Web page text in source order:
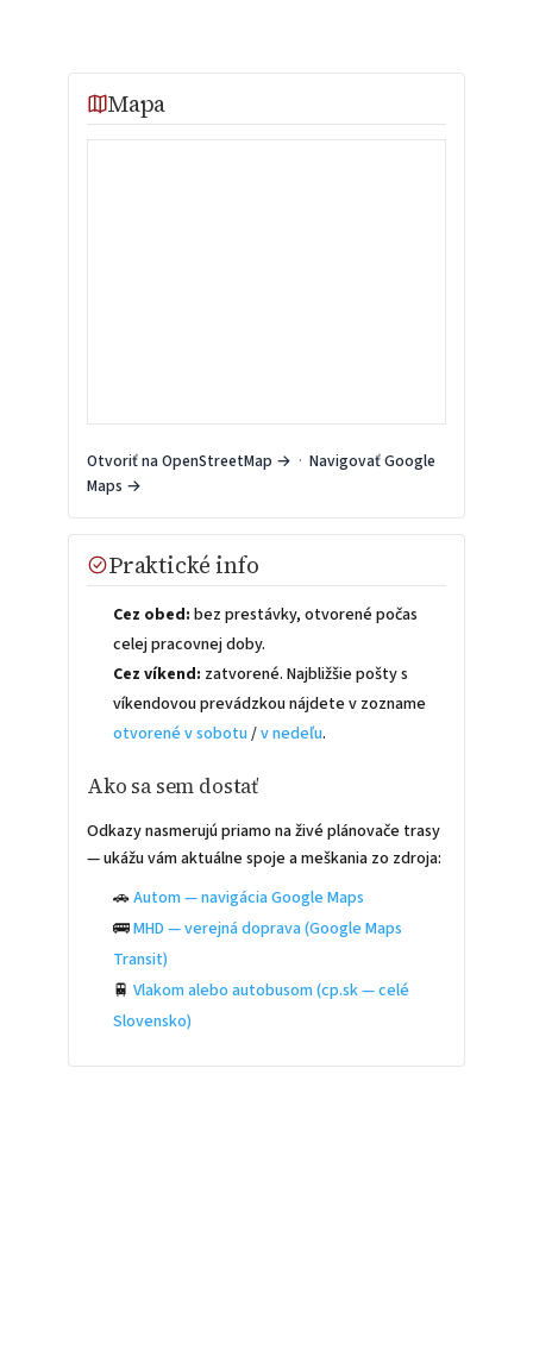
Mapa
Otvoriť na OpenStreetMap → · Navigovať Google
Maps →
Praktické info
Cez obed: bez prestávky, otvorené počas
celej pracovnej doby.
Cez víkend: zatvorené. Najbližšie pošty s
víkendovou prevádzkou nájdete v zozname
otvorené v sobotu /v nedeľu.
Ako sa sem dostať
Odkazy nasmerujú priamo na živé plánovače trasy
— ukážu vám aktuálne spoje a meškania zo zdroja:
🚗Autom — navigácia Google Maps
🚌MHD — verejná doprava (Google Maps
Transit)
🚆Vlakom alebo autobusom (cp.sk — celé
Slovensko)